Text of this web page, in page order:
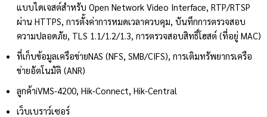
แบบไดเจสต์สำหรับ Open Network Video Interface, RTP/RTSP
ผ่าน HTTPS, การตั้งค่าการหมดเวลาควบคุม, บันทึกการตรวจสอบ
ความปลอดภัย, TLS 1.1/1.2/1.3, การตรวจสอบสิทธิ์โฮสต์ (ที่อยู่ MAC)
ที่เก็บข้อมูลเครือข่ายNAS (NFS, SMB/CIFS), การเติมทรัพยากรเครือ
ข่ายอัตโนมัติ (ANR)
ลูกค้าiVMS-4200, Hik-Connect, Hik-Central
เว็บเบราว์เซอร์